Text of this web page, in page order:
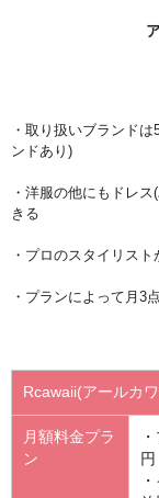
・取り扱いブランド
ンドあり)
・洋服の他にもドレ
きる
・プロのスタイリス
・プランによって月3
Rcawaii(アールカ
月額料金プラ
ン
円